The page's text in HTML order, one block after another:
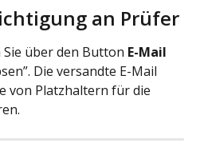
an Prüfer
über den Button E-Mail
Die versandte E-Mail
von Platzhaltern für die